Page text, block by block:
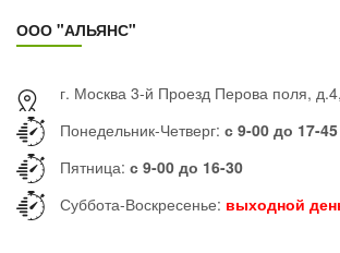
ООО "АЛЬЯНС"
г. Москва 3-й Проезд Перова поля,
Понедельник-Четверг: с 9-00 до 17-45
Пятница: с 9-00 до 16-30
Суббота-Воскресенье: выходной